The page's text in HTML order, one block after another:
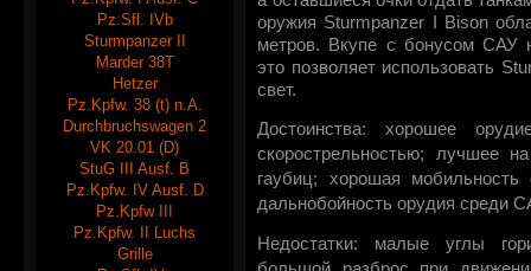
Pz.Sfl. IVb
Sturmpanzer II
Marder 38T
Hetzer
Pz.Kpfw. 38 (t) n.A.
Durchbruchswagen 2
VK 20.01 (D)
StuG III Ausf. B
Pz.Kpfw. IV Ausf. D
Pz.Kpfw III
Pz.Kpfw. II Luchs
Grille
оружия Sturmpanzer I Bison
метров. Вкупе с бонусом САУ
это позволяет использовать
свет.
Достоинства: хорошее
скорострельностью; лучшее
гаубиц; хорошая
дальнобойность орудия среди
Недостатки: малые углы